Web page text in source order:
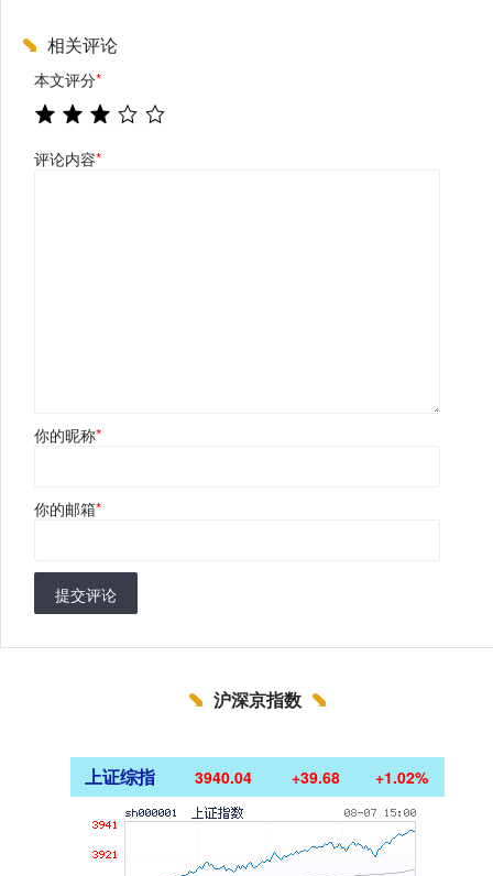
相关评论
本文评分*
评论内容*
你的昵称*
你的邮箱*
提交评论
沪深京指数
上证综指 3940.04 +39.68 +1.02%